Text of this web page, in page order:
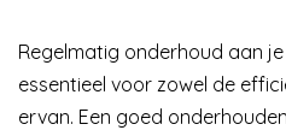
Regelmatig onderhoud aan
essentieel voor zowel de
ervan. Een goed